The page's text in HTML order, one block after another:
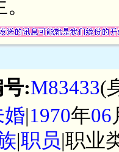
:M83433(
婚|1970年06
|职员|职业